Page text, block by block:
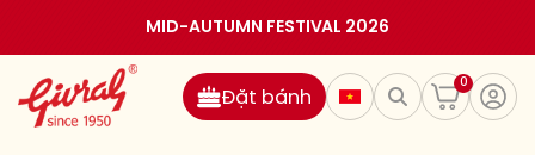
MID-AUTUMN FESTIVAL 2026
0
Đặt bánh